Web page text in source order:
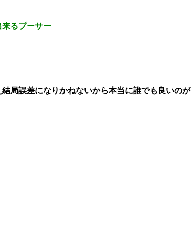
るプーサー
局誤差になりかねないから本当に誰でも良いのが